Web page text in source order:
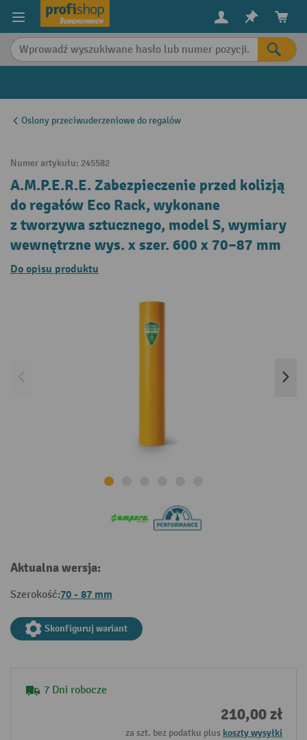
content
Oslony przeciwuderzeniowe do regalów
Numer artykułu: 245582
A.M.P.E.R.E. Zabezpieczenie przed kolizją
do regałów Eco Rack, wykonane
z tworzywa sztucznego, model S, wymiary
wewnętrzne wys. x szer. 600 x 70–87 mm
Do opisu produktu
Aktualna wersja:
Szerokość:70 - 87 mm
Skonfiguruj wariant
7 Dni robocze
210,00 zł
za szt. bez podatku plus koszty wysyłki